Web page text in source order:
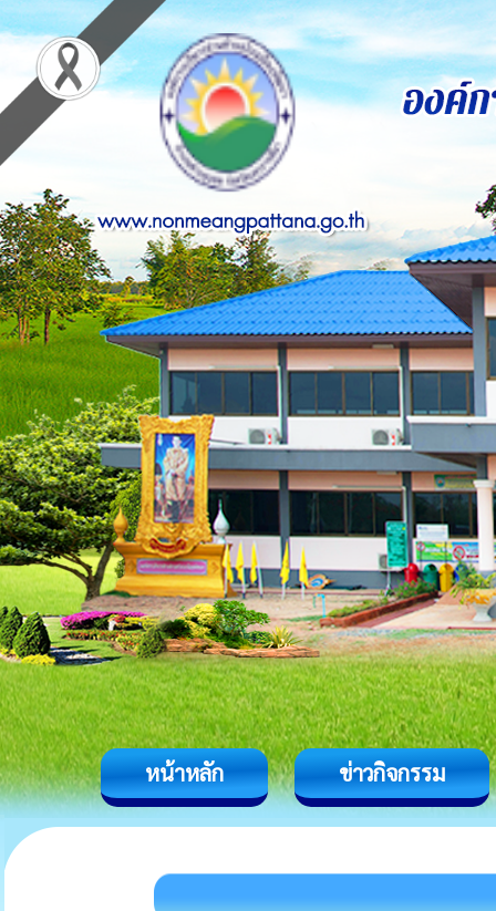
หน้าหลัก ข่าวกิจกรรม